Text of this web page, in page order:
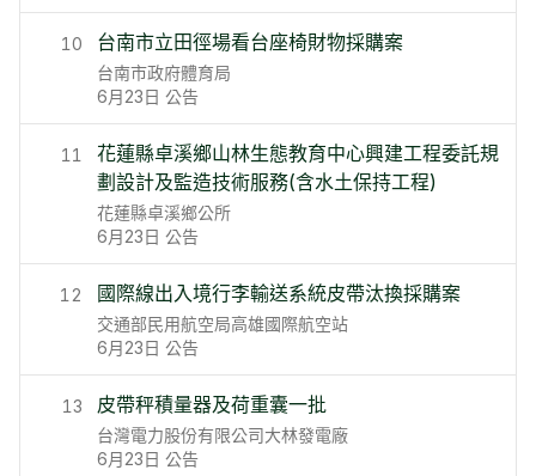
10 台南市立田徑場看台座椅財物採購案
台南市政府體育局
6月23日 公告
11
花蓮縣卓溪鄉山林生態教育中心興建工程委託規
劃設計及監造技術服務(含水土保持工程)
花蓮縣卓溪鄉公所
6月23日 公告
12 國際線出入境行李輸送系統皮帶汰換採購案
交通部民用航空局高雄國際航空站
6月23日 公告
13 皮帶秤積量器及荷重囊一批
台灣電力股份有限公司大林發電廠
6月23日 公告